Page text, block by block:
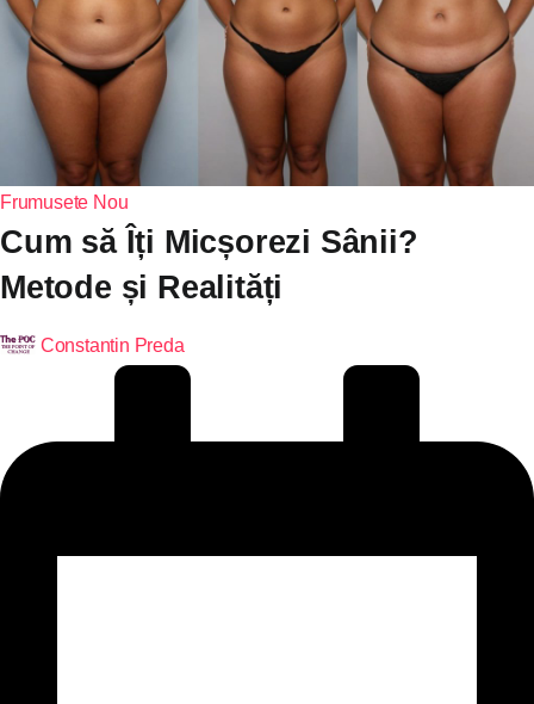
Frumusete Nou
Cum să Îți Micșorezi Sânii?
Metode și Realități
Constantin Preda